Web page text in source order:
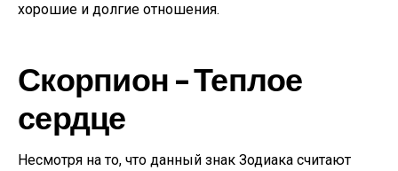
хорошие и долгие отношения.
Скорпион – Теплое
сердце
Несмотря на то, что данный знак Зодиака считают